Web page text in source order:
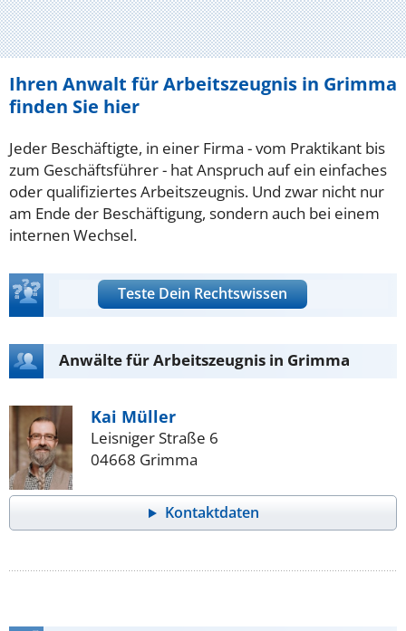
Ihren Anwalt für Arbeitszeugnis in Grimma
finden Sie hier
Jeder Beschäftigte, in einer Firma - vom Praktikant bis
zum Geschäftsführer - hat Anspruch auf ein einfaches
oder qualifiziertes Arbeitszeugnis. Und zwar nicht nur
am Ende der Beschäftigung, sondern auch bei einem
internen Wechsel.
Teste Dein Rechtswissen
Anwälte für Arbeitszeugnis in Grimma
Kai Müller
Leisniger Straße 6
04668 Grimma
Kontaktdaten